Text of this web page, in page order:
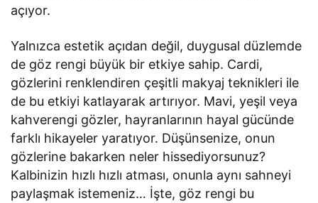
açıyor.
Yalnızca estetik açıdan değil, duygusal düzlemde
de göz rengi büyük bir etkiye sahip. Cardi,
gözlerini renklendiren çeşitli makyaj teknikleri ile
de bu etkiyi katlayarak artırıyor. Mavi, yeşil veya
kahverengi gözler, hayranlarının hayal gücünde
farklı hikayeler yaratıyor. Düşünsenize, onun
gözlerine bakarken neler hissediyorsunuz?
Kalbinizin hızlı hızlı atması, onunla aynı sahneyi
paylaşmak istemeniz… İşte, göz rengi bu